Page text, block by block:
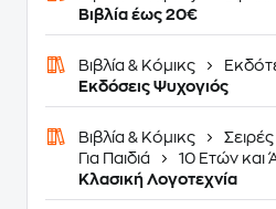
Βιβλία έως 20€
Βιβλία & Κόμικς
Εκδόσεις Ψυχογιός
Βιβλία & Κόμικς
Για Παιδιά
10 Ετών και
Κλασική Λογοτεχνία